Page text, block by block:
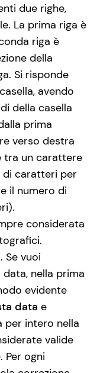
due righe,
La prima riga è
riga è
della
Si risponde
avendo
della casella
prima
verso destra
tra un carattere
di caratteri per
il numero di
considerata
. Se vuoi
nella prima
evidente
data e
intero nella
valide
Per ogni